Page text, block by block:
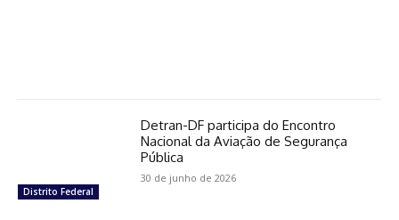
Distrito Federal
Detran-DF participa do Encontro
Nacional da Aviação de Segurança
Pública
30 de junho de 2026